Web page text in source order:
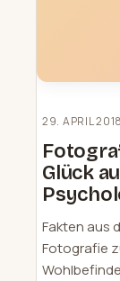
29. APRIL 2018
Glück
Fakten aus
Fotografie